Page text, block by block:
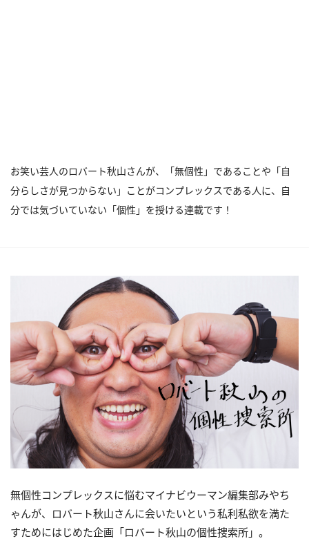
お笑い芸人のロバート秋山さんが、「無個性」であることや「自
分らしさが見つからない」ことがコンプレックスである人に、自
分では気づいていない「個性」を授ける連載です！
無個性コンプレックスに悩むマイナビウーマン編集部みやち
ゃんが、ロバート秋山さんに会いたいという私利私欲を満た
すためにはじめた企画「ロバート秋山の個性捜索所」。